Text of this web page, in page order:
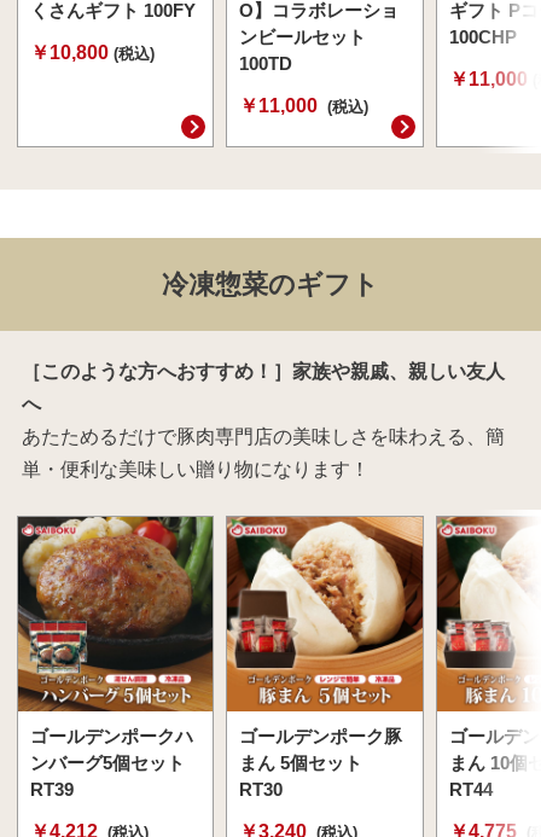
くさんギフト 100FY
￥10,800 (税込)
O】コラボレーショ
ンビールセット
100TD
￥11,000 (税込)
ギフト P
100CHP
￥11,000
冷凍惣菜のギフト
［このような方へおすすめ！］家族や親戚、親しい友人
へ
あたためるだけで豚肉専門店の美味しさを味わえる、簡
単・便利な美味しい贈り物になります！
ゴールデンポークハ
ンバーグ5個セット
RT39
￥4,212 (税込)
ゴールデンポーク豚
まん 5個セット
RT30
￥3,240 (税込)
ゴールデ
まん 10個
RT44
￥4,775